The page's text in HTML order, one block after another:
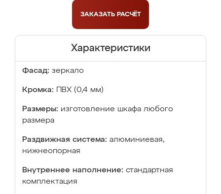
ЗАКАЗАТЬ РАСЧЁТ
Характеристики
Фасад: зеркало
Кромка: ПВХ (0,4 мм)
Размеры: изготовление шкафа любого
размера
Раздвижная система: алюминиевая,
нижнеопорная
Внутреннее наполнение: стандартная
комплектация